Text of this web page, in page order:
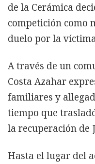
de la Cerámica
competición como
duelo por la
A través de un
Costa Azahar
familiares y
tiempo que
la recuperación de
Hasta el lugar del